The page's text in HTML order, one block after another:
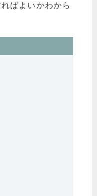
ばよいかわから